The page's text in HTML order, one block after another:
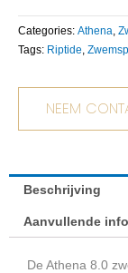
Categories: Athena,
Tags: Riptide,
NEEM
Beschrijving
Aanvullende
De Athena 8.0